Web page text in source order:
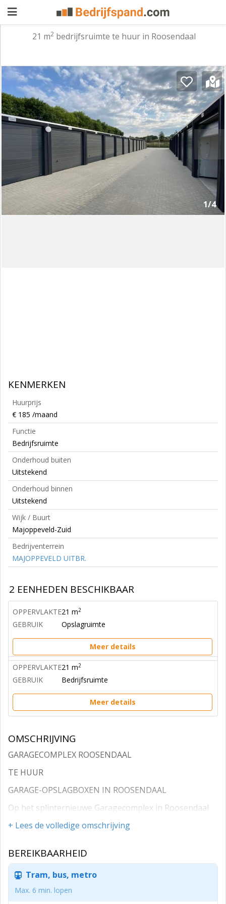
aanbieden
Pand
zoeken
Waarom
adverteren
Premium
Registreren
Login
21 m2 bedrijfsruimte te huur in Roosendaal
1/4
KENMERKEN
Huurprijs
€ 185 /maand
Functie
Bedrijfsruimte
Onderhoud buiten
Uitstekend
Onderhoud binnen
Uitstekend
Wijk / Buurt
Majoppeveld-Zuid
Bedrijventerrein
MAJOPPEVELD UITBR.
2 EENHEDEN BESCHIKBAAR
OPPERVLAKTE21 m2
GEBRUIK Opslagruimte
Meer details
OPPERVLAKTE21 m2
GEBRUIK Bedrijfsruimte
Meer details
OMSCHRIJVING
GARAGECOMPLEX ROOSENDAAL
TE HUUR
GARAGE-OPSLAGBOXEN IN ROOSENDAAL
Op het splinternieuwe Garagecomplex in Roosendaal
bieden we verschillende garageboxen voor de verhuur
Zoekt u nog (extra) bedrijfsruimte, werkruimte of een
opslag box voor uw spullen? Dan bent u bij ons aan
het goede adres!
Het nieuwe Garagecomplex aan de Elementenweg 21 in
+ Lees de volledige omschrijving
BEREIKBAARHEID
Tram, bus, metro
Max. 6 min. lopen